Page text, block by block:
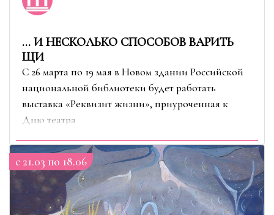
… И НЕСКОЛЬКО СПОСОБОВ ВАРИТЬ
ЩИ
С 26 марта по 19 мая в Новом здании Российской
национальной библиотеки будет работать
выставка «Реквизит жизни», приуроченная к
Дню театра
c 21.03 по 18.06